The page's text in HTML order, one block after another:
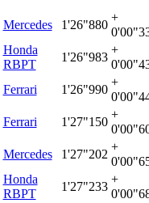
Mercedes 1'26"880
+
Honda
RBPT
1'26"983
+
Ferrari 1'26"990
+
Ferrari 1'27"150
+
Mercedes 1'27"202
+
Honda
RBPT
1'27"233
+